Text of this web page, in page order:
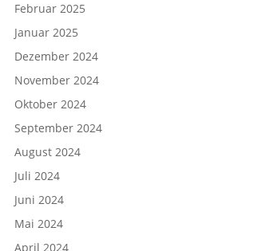
Februar 2025
Januar 2025
Dezember 2024
November 2024
Oktober 2024
September 2024
August 2024
Juli 2024
Juni 2024
Mai 2024
April 2024